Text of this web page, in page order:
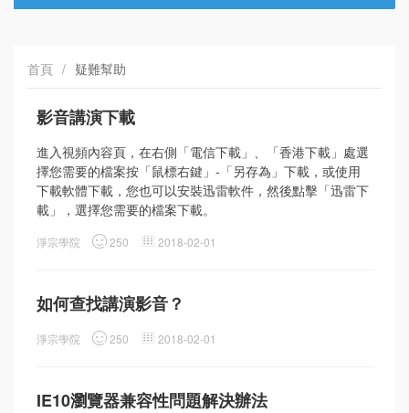
首頁 / 疑難幫助
影音講演下載
進入視頻內容頁，在右側「電信下載」、「香港下載」處選
擇您需要的檔案按「鼠標右鍵」-「另存為」下載，或使用
下載軟體下載，您也可以安裝迅雷軟件，然後點擊「迅雷下
載」，選擇您需要的檔案下載。
淨宗學院 250 2018-02-01
如何查找講演影音？
淨宗學院 250 2018-02-01
IE10瀏覽器兼容性問題解決辦法